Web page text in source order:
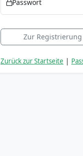
Passwort
Zur Registrierung
Zurück zur Startseite |